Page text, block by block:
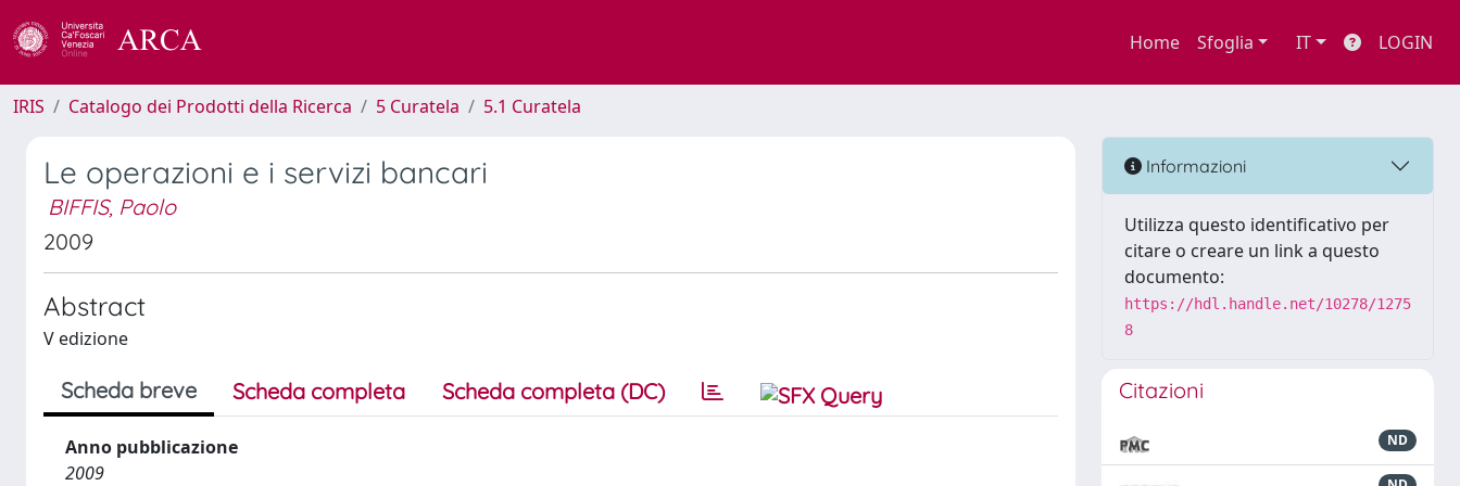
Home Sfoglia IT LOGIN
IRIS Catalogo dei Prodotti della Ricerca 5 Curatela 5.1 Curatela
Le operazioni e i servizi bancari
BIFFIS, Paolo
2009
Abstract
V edizione
Scheda breve Scheda completa Scheda completa (DC)
Anno pubblicazione
2009
Informazioni
Utilizza questo identificativo per
citare o creare un link a questo
documento:
https://hdl.handle.net/10278/1275
8
Citazioni
ND